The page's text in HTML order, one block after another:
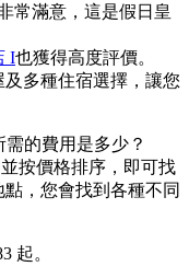
常滿意，這是假日皇
I也獲得高度評價。
多種住宿選擇，讓您
的費用是多少？
按價格排序，即可找
，您會找到各種不同
起。